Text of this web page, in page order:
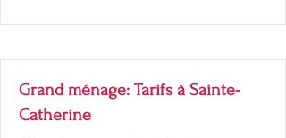
Grand ménage: Tarifs à Sainte-
Catherine